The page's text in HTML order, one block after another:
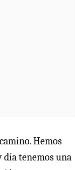
Hemos
tenemos una